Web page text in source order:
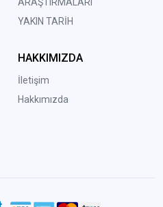
YAKIN TARİH
HAKKIMIZDA
İletişim
Hakkımızda